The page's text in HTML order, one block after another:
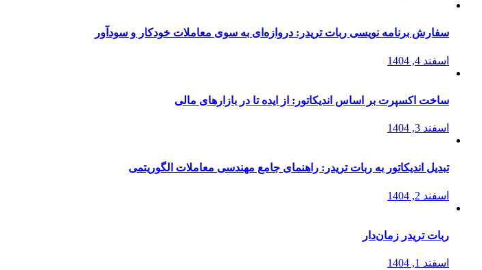
سفارش برنامه نویسی ربات تریدر: دروازه‌ای به سوی معاملات خودکار و سودآور
اسفند 4, 1404
ساخت اکسپرت بر اساس اندیکاتور: از ایده تا در بازارهای مالی
اسفند 3, 1404
تبدیل اندیکاتور به ربات تریدر: راهنمای جامع مهندسی معاملات الگوریتمی
اسفند 2, 1404
ربات تریدر زمان‌دار
اسفند 1, 1404